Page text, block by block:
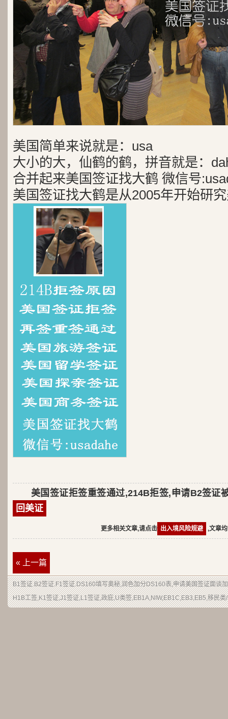
美国简单来说就是：usa
大小的大，仙鹤的鹤，拼音就是：
合并起来美国签证找大鹤 微信号
美国签证找大鹤是从2005年开始研
美国签证拒签重签通过,214B拒签,申请B2签证
回美证
更多相关文章,请点击 出入境风险规避 ,文章
« 上一篇
B1签证.B2签证.F1签证.DS160填写奥秘,润色加分DS160表,申请美国签证面谈
H1B工签,K1签证,J1签证,L1签证,政庇,U类签,EB1A,NIW,EB1C,EB3,EB5,移民